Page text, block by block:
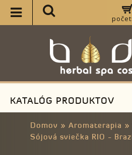
KATALÓG PRODUKTOV
Domov » Aromaterapia »
Sójová sviečka RIO -